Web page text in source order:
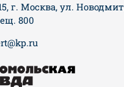
г. Москва, ул.
800